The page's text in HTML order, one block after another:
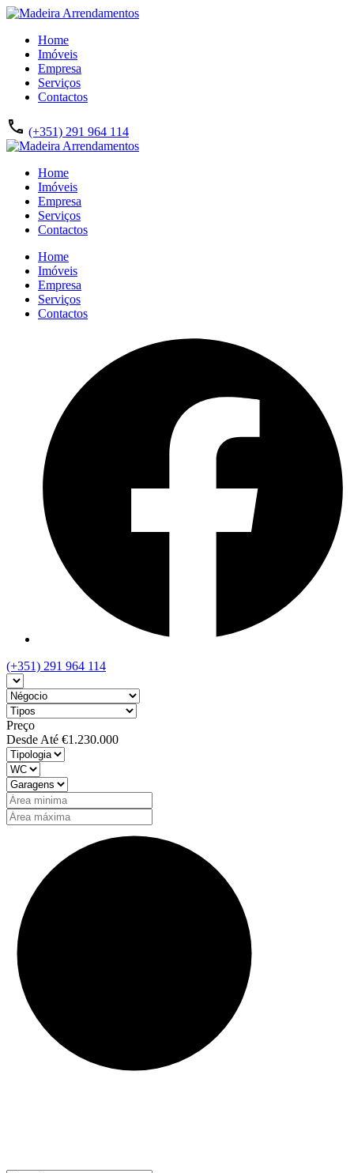
Home
Imóveis
Empresa
Serviços
Contactos
(+351) 291 964 114
Home
Imóveis
Empresa
Serviços
Contactos
Home
Imóveis
Empresa
Serviços
Contactos
(+351) 291 964 114
Preço
Desde Até €1.230.000